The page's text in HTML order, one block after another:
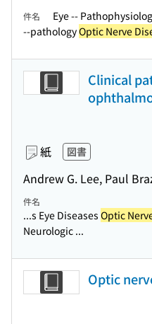
件名
Eye --
--pathologyOptic Nerve
Clinical
紙 図書
Andrew G. Lee, Paul
件名
...s Eye Diseases Optic
Neurologic ...
Optic